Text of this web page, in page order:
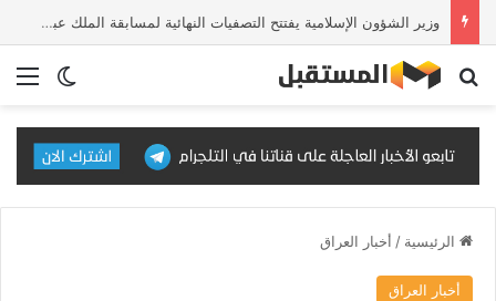
وزير الشؤون الإسلامية يفتتح التصفيات النهائية لمسابقة الملك عبدالعزيز الدولية للقرآن الكريم في دورتها الـ46
الوضع بحث عن
الرئيسية / أخبار العراق
أخبار العراق